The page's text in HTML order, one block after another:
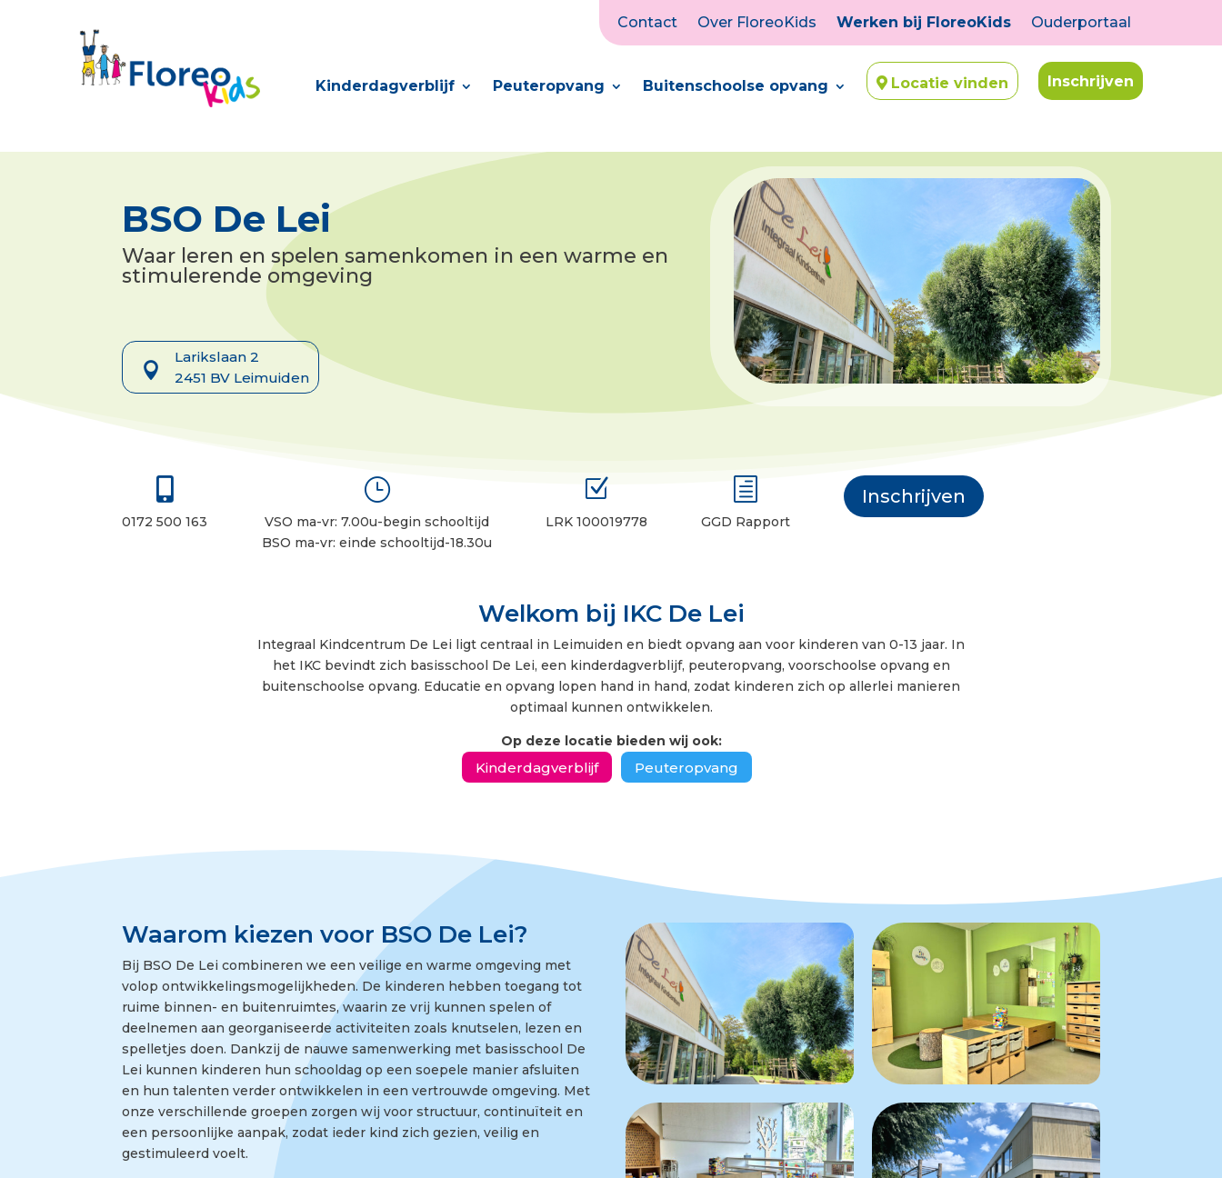
Contact Over FloreoKids Werken bij FloreoKids Ouderportaal
Kinderdagverblijf Peuteropvang Buitenschoolse opvang Locatie vinden Inschrijven
BSO De Lei
Waar leren en spelen samenkomen in een warme en
stimulerende omgeving

Larikslaan 2
2451 BV Leimuiden

0172 500 163
}
VSO ma-vr: 7.00u-begin schooltijd
BSO ma-vr: einde schooltijd-18.30u
Z
LRK 100019778
h
GGD Rapport
Inschrijven
Welkom bij IKC De Lei
Integraal Kindcentrum De Lei ligt centraal in Leimuiden en biedt opvang aan voor kinderen van 0-13 jaar. In
het IKC bevindt zich basisschool De Lei, een kinderdagverblijf, peuteropvang, voorschoolse opvang en
buitenschoolse opvang. Educatie en opvang lopen hand in hand, zodat kinderen zich op allerlei manieren
optimaal kunnen ontwikkelen.
Op deze locatie bieden wij ook:
Kinderdagverblijf Peuteropvang
Waarom kiezen voor BSO De Lei?
Bij BSO De Lei combineren we een veilige en warme omgeving met
volop ontwikkelingsmogelijkheden. De kinderen hebben toegang tot
ruime binnen- en buitenruimtes, waarin ze vrij kunnen spelen of
deelnemen aan georganiseerde activiteiten zoals knutselen, lezen en
spelletjes doen. Dankzij de nauwe samenwerking met basisschool De
Lei kunnen kinderen hun schooldag op een soepele manier afsluiten
en hun talenten verder ontwikkelen in een vertrouwde omgeving. Met
onze verschillende groepen zorgen wij voor structuur, continuïteit en
een persoonlijke aanpak, zodat ieder kind zich gezien, veilig en
gestimuleerd voelt.